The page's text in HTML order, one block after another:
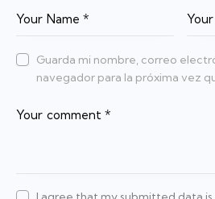
Guarda mi nombre, correo
navegador para la próxima vez